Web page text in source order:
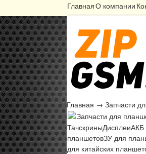
ГлавнаяО компании
Главная → Запчасти
Запчасти для
ТачскриныДисплеиАКБ
планшетовЗУ для
для китайских